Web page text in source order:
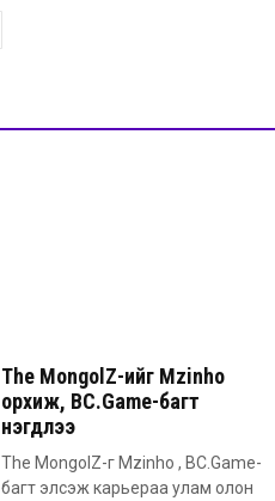
The MongolZ-ийг Mzinho
орхиж, BC.Game-багт
нэгдлээ
The MongolZ-г Mzinho , BC.Game-
багт элсэж карьераа улам олон